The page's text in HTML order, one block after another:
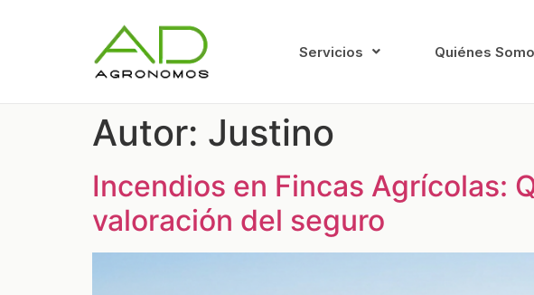
Servicios Quiénes
Autor: Justino
Incendios en Fincas Agrícolas:
valoración del seguro